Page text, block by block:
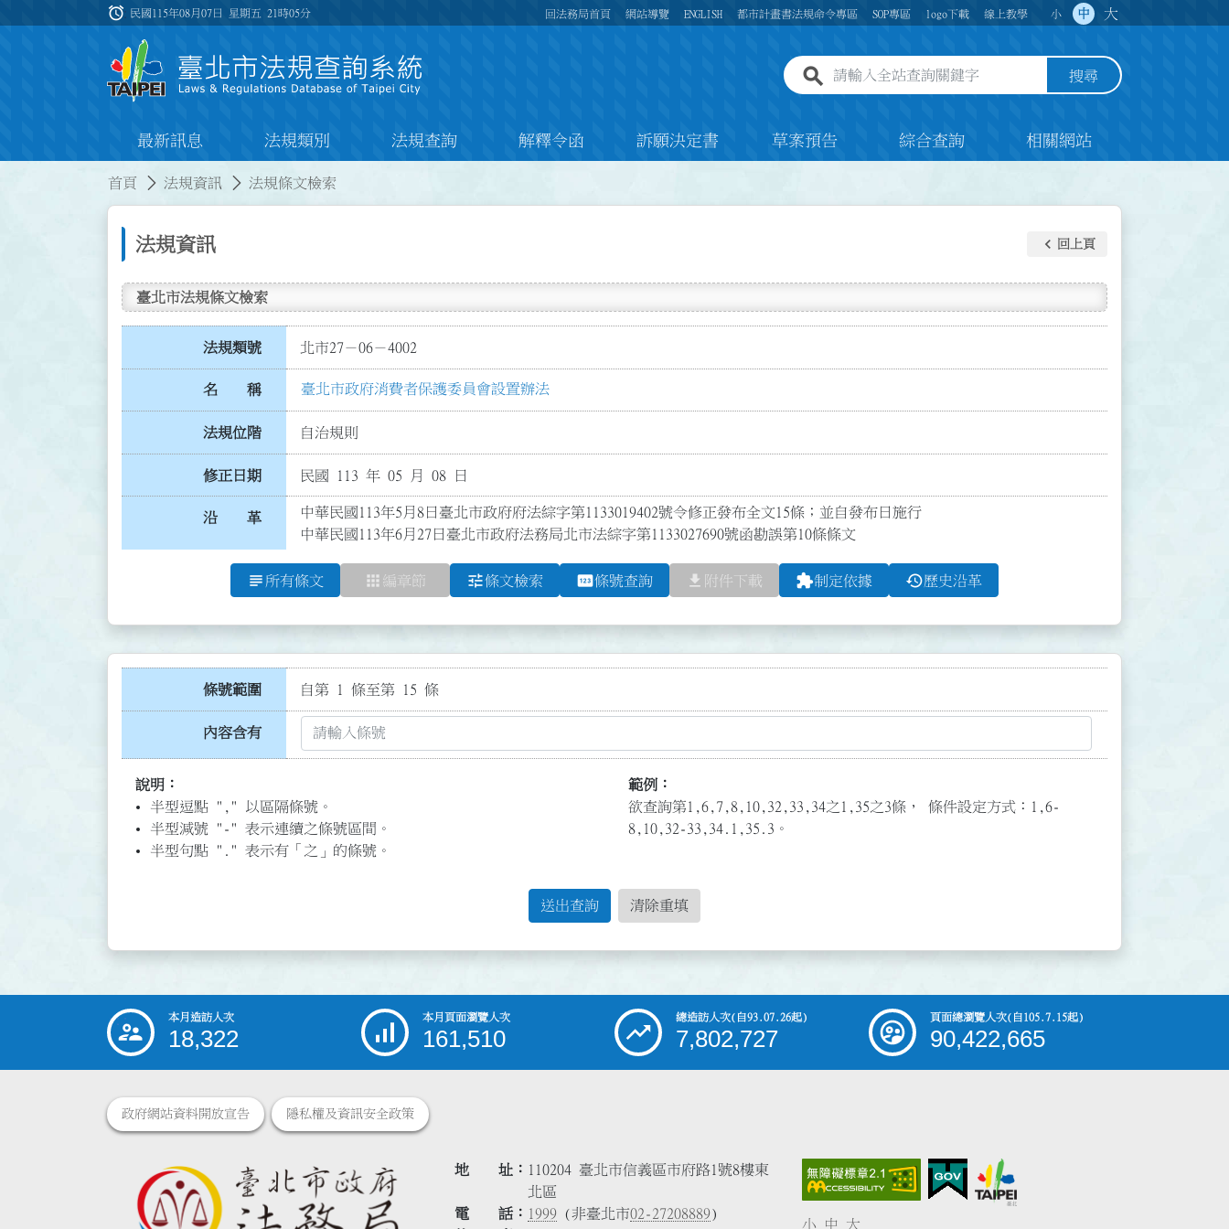
:::
alarm 民國115年08月07日 星期五21時05分 回法務局首頁 網站導覽 ENGLISH 都市計畫書法規命令專區 SOP專區 logo下載 線上教學 小 中 大
全站查詢關鍵字欄位 搜尋
最新訊息 法規類別 法規查詢 解釋令函 訴願決定書 草案預告 綜合查詢 相關網站
首頁 法規資訊 法規條文檢索
法規資訊 keyboard_arrow_left 回上頁
臺北市法規條文檢索
法規類號 北市27－06－4002
名 稱 臺北市政府消費者保護委員會設置辦法
法規位階 自治規則
修正日期 民國 113 年 05 月 08 日
沿 革
中華民國113年5月8日臺北市政府府法綜字第1133019402號令修正發布全文15條；並自發布日施行
中華民國113年6月27日臺北市政府法務局北市法綜字第1133027690號函勘誤第10條條文
subject 所有條文 apps 編章節 tune條文檢索 pin條號查詢 file_download 附件下載 extension制定依據 history歷史沿革
條號範圍 自第 1 條至第 15 條
內容含有
說明：
半型逗點 "," 以區隔條號。
半型減號 "-" 表示連續之條號區間。
半型句點 "." 表示有「之」的條號。
範例：
欲查詢第1,6,7,8,10,32,33,34之1,35之3條， 條件設定方式：1,6-
8,10,32-33,34.1,35.3。
送出查詢 清除重填
::: 本月造訪人次
18,322
本月頁面瀏覽人次
161,510
總造訪人次(自93.07.26起)
7,802,727
頁面總瀏覽人次(自105.7.15起)
90,422,665
政府網站資料開放宣告 隱私權及資訊安全政策
地 址
110204 臺北市信義區市府路1號8樓東
北區
電 話
1999 (非臺北市02-27208889)
小 中 大